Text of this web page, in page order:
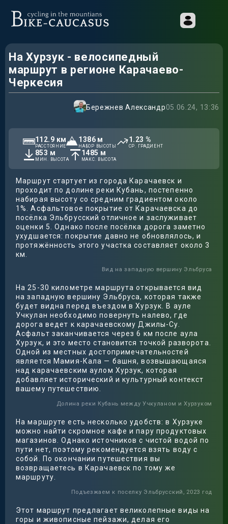
На Хурзук - велосипедный
маршрут в регионе Карачаево-
Черкесия
Бережнев Александр05.06.24, 13:36
112.9 км
РАССТОЯНИЕ
1386 м
НАБОР ВЫСОТЫ
1.23 %
СР. ГРАДИЕНТ
853 м
МИН. ВЫСОТА
1485 м
МАКС. ВЫСОТА
Маршрут стартует из города Карачаевск и
проходит по долине реки Кубань, постепенно
набирая высоту со средним градиентом около
1%. Асфальтовое покрытие от Карачаевска до
посёлка Эльбрусский отличное и заслуживает
оценки 5. Однако после посёлка дорога заметно
ухудшается: покрытие давно не обновлялось, и
протяжённость этого участка составляет около 3
км.
Вид на западную вершину Эльбруса
На 25-30 километре маршрута открывается вид
на западную вершину Эльбруса, которая также
будет видна перед въездом в Хурзук. В ауле
Учкулан необходимо повернуть налево, где
дорога ведет к карачаевскому Джилы-Су.
Асфальт заканчивается через 6 км после аула
Хурзук, и это место становится точкой разворота.
Одной из местных достопримечательностей
является Мамия-Кала — башня, возвышающаяся
над карачаевским аулом Хурзук, которая
добавляет исторический и культурный контекст
вашему путешествию.
Долина реки Кубань между Учкуланом и Хурзуком
На маршруте есть несколько удобств: в Хурзуке
можно найти скромное кафе и пару продуктовых
магазинов. Однако источников с чистой водой по
пути нет, поэтому рекомендуется взять воду с
собой. По окончании путешествия вы
возвращаетесь в Карачаевск по тому же
маршруту.
Подъезжаем к поселку Эльбрусский, 2023 год
Этот маршрут предлагает великолепные виды на
горы и живописные пейзажи, делая его